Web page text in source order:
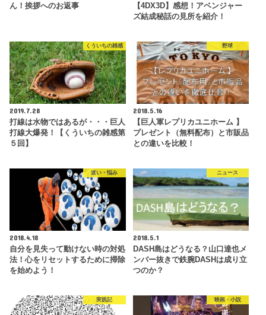
ん！挨拶へのお返事
【4DX3D】感想！アベンジャー
ズ結成秘話の見所を紹介！
くういちの雑感
2019.7.28
打線は水物ではあるが・・・巨人
打線大爆発！【くういちの雑感第
５回】
野球
2018.5.16
【巨人軍レプリカユニホーム 】
プレゼント（無料配布）と市販品
との違いを比較！
迷い・悩み
2018.4.18
自分を見失って動けない時の対処
法！心をリセットするために掃除
を始めよう！
ニュース
2018.5.1
DASH島はどうなる？山口達也メ
ンバー抜きで鉄腕DASHは成り立
つのか？
実践記 映画・小説